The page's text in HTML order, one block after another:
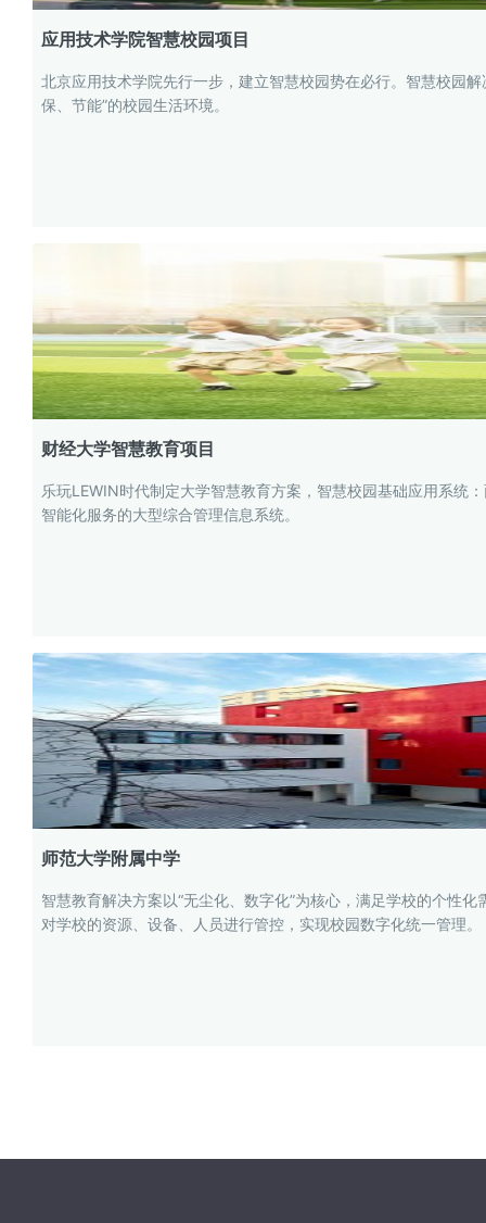
应用技术学院智慧校园项目
北京应用技术学院先行一步，建立智慧校园势在必行。智慧校园
保、节能”的校园生活环境。
财经大学智慧教育项目
乐玩LEWIN时代制定大学智慧教育方案，智慧校园基础应用系统
智能化服务的大型综合管理信息系统。
师范大学附属中学
智慧教育解决方案以“无尘化、数字化”为核心，满足学校的个性
对学校的资源、设备、人员进行管控，实现校园数字化统一管理。